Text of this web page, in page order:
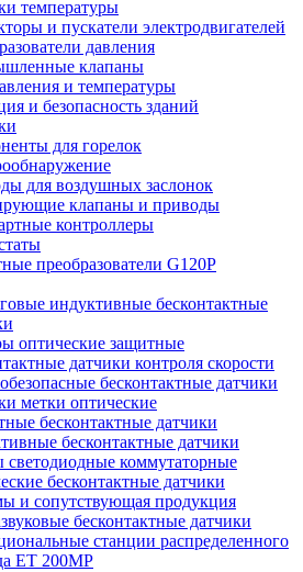
температуры
и пускатели электродвигателей
давления
клапаны
и температуры
и безопасность зданий
для горелок
для воздушных заслонок
клапаны и приводы
контроллеры
преобразователи G120P
индуктивные бесконтактные
оптические защитные
датчики контроля скорости
бесконтактные датчики
метки оптические
бесконтактные датчики
бесконтактные датчики
коммутаторные
бесконтактные датчики
и сопутствующая продукция
бесконтактные датчики
станции распределенного
ET 200MP